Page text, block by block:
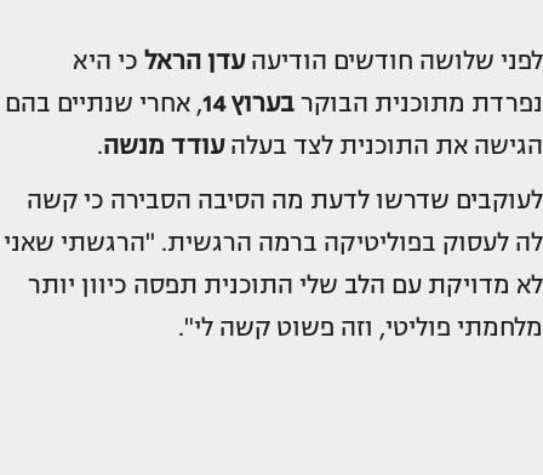
לפני שלושה חודשים הודיעה עדן הראל כי היא
נפרדת מתוכנית הבוקר בערוץ 14
, אחרי שנתיים בהם
הגישה את התוכנית לצד בעלהעודד מנשה.
לעוקבים שדרשו לדעת מה הסיבה הסבירה כי קשה
לה לעסוק בפוליטיקה ברמה הרגשית. "הרגשתי שאני
לא מדויקת עם הלב שלי התוכנית תפסה כיוון יותר
מלחמתי פוליטי, וזה פשוט קשה לי".